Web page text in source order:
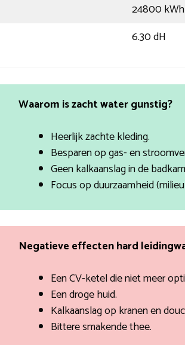
24800 kWh
6.30 dH
Waarom is zacht water gunstig?
Heerlijk zachte kleding.
Besparen op gas- en
Geen kalkaanslag in de
Focus op duurzaamheid
Negatieve effecten hard
Een CV-ketel die niet meer
Een droge huid.
Kalkaanslag op kranen en
Bittere smakende thee.